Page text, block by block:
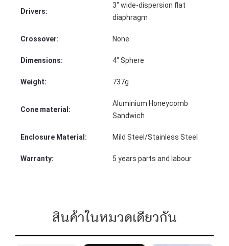
Drivers:
3″ wide-dispersion flat
diaphragm
Crossover: None
Dimensions: 4″ Sphere
Weight: 737g
Cone material:
Aluminium Honeycomb
Sandwich
Enclosure Material: Mild Steel/Stainless Steel
Warranty: 5 years parts and labour
สินค้าในหมวดเดียวกัน